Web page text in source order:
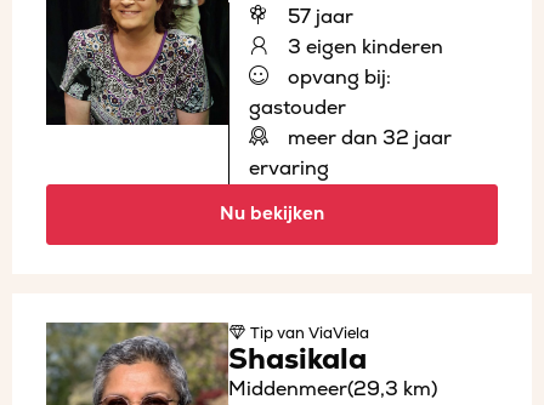
57 jaar
3 eigen kinderen
opvang bij:
gastouder
meer dan 32 jaar
ervaring
Nu bekijken
Tipvan ViaViela
Shasikala
Middenmeer(29,3 km)